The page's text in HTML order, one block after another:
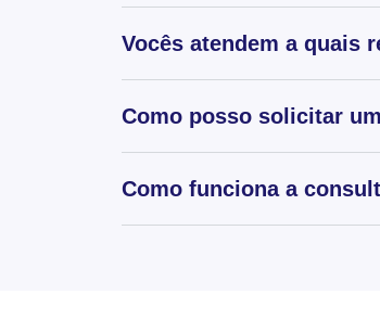
Vocês atendem a quais
Como posso solicitar
Como funciona a